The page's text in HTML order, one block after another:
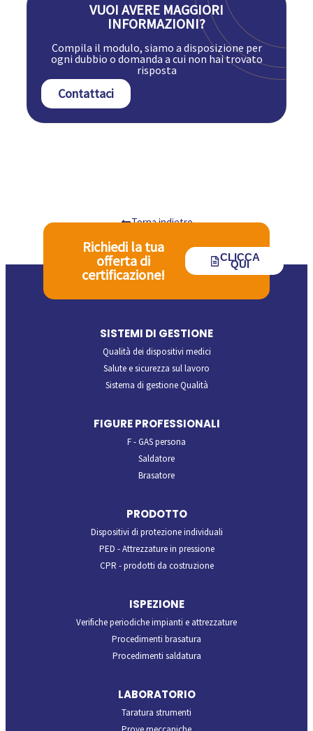
VUOI AVERE MAGGIORI
INFORMAZIONI?
Compila il modulo, siamo a disposizione per
ogni dubbio o domanda a cui non hai trovato
risposta
Contattaci
Torna indietro
Richiedi la tua
offerta di
certificazione!
CLICCA
QUI
SISTEMI DI GESTIONE
Qualità dei dispositivi medici
Salute e sicurezza sul lavoro
Sistema di gestione Qualità
FIGURE PROFESSIONALI
F - GAS persona
Saldatore
Brasatore
PRODOTTO
Dispositivi di protezione individuali
PED - Attrezzature in pressione
CPR - prodotti da costruzione
ISPEZIONE
Verifiche periodiche impianti e attrezzature
Procedimenti brasatura
Procedimenti saldatura
LABORATORIO
Taratura strumenti